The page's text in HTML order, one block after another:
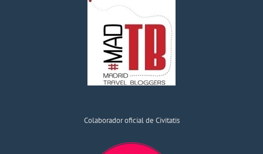
Colaborador oficial de Civitatis